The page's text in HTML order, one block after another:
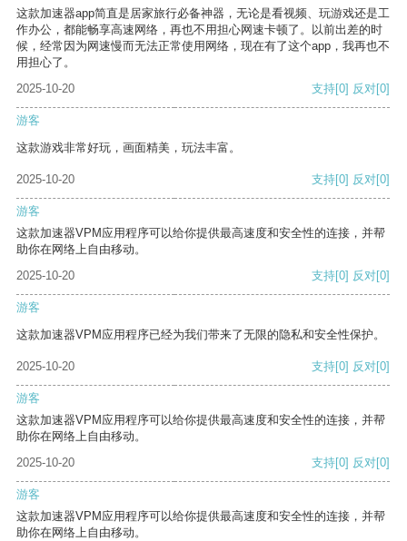
这款加速器app简直是居家旅行必备神器，无论是看视频、玩游戏还是工
作办公，都能畅享高速网络，再也不用担心网速卡顿了。以前出差的时
候，经常因为网速慢而无法正常使用网络，现在有了这个app，我再也不
用担心了。
2025-10-20
支持[0] 反对[0]
游客
这款游戏非常好玩，画面精美，玩法丰富。
2025-10-20 支持[0] 反对[0]
游客
这款加速器VPM应用程序可以给你提供最高速度和安全性的连接，并帮
助你在网络上自由移动。
2025-10-20
支持[0] 反对[0]
游客
这款加速器VPM应用程序已经为我们带来了无限的隐私和安全性保护。
2025-10-20 支持[0] 反对[0]
游客
这款加速器VPM应用程序可以给你提供最高速度和安全性的连接，并帮
助你在网络上自由移动。
2025-10-20
支持[0] 反对[0]
游客
这款加速器VPM应用程序可以给你提供最高速度和安全性的连接，并帮
助你在网络上自由移动。